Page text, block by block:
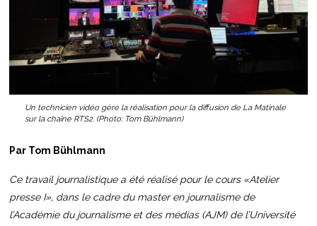
Un technicien vidéo gère la réalisation pour la diffusion de La Matinale
sur la chaîne RTS2. (Photo: Tom Bühlmann)
Par Tom Bühlmann
Ce travail journalistique a été réalisé pour le cours «Atelier
presse I», dans le cadre du master en journalisme de
l’Académie du journalisme et des médias (AJM) de l’Université